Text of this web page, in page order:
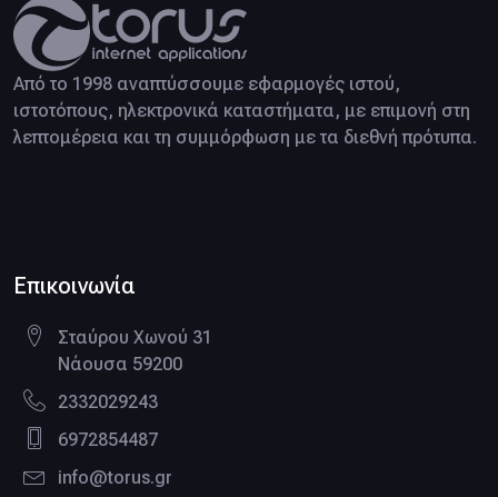
Από το 1998 αναπτύσσουμε εφαρμογές ιστού,
ιστοτόπους, ηλεκτρονικά καταστήματα, με επιμονή στη
λεπτομέρεια και τη συμμόρφωση με τα διεθνή πρότυπα.
Επικοινωνία
Σταύρου Χωνού 31
Νάουσα 59200
2332029243
6972854487
info@torus.gr